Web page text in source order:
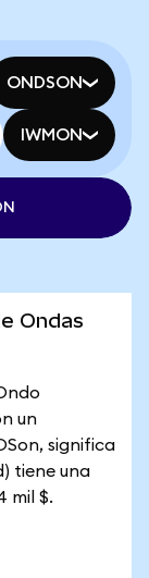
ONDSON
IWMON
Ondas
un
significa
tiene una
mil $.